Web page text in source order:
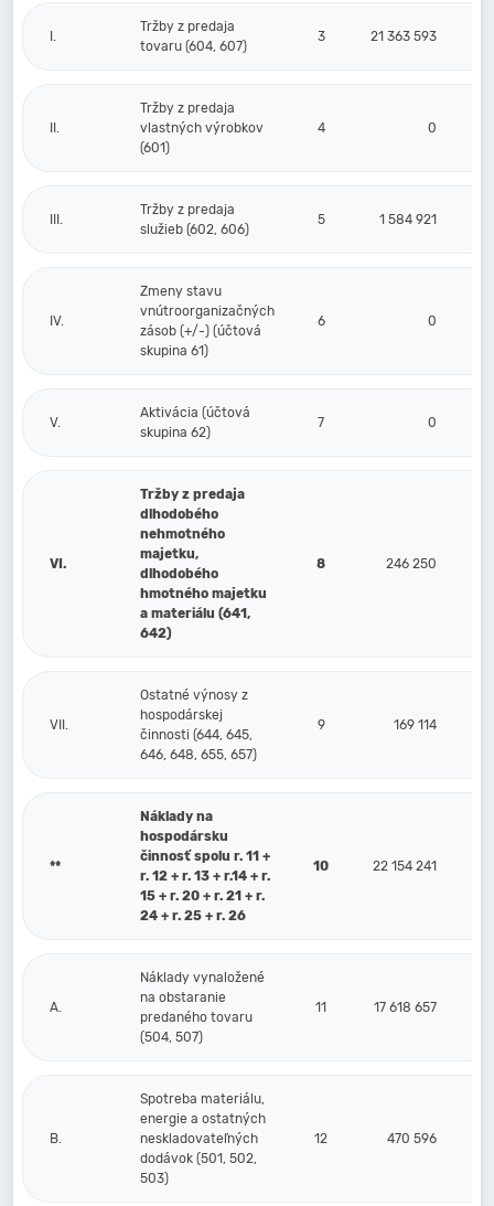
I.
Tržby z predaja
tovaru (604, 607)
3 21 363 593
II.
Tržby z predaja
vlastných výrobkov
(601)
4 0
III.
Tržby z predaja
služieb (602, 606)
5 1 584 921
IV.
Zmeny stavu
vnútroorganizačných
zásob (+/-) (účtová
skupina 61)
6 0
V.
Aktivácia (účtová
skupina 62)
7 0
VI.
Tržby z predaja
dlhodobého
nehmotného
majetku,
dlhodobého
hmotného majetku
a materiálu (641,
642)
8 246 250
VII.
Ostatné výnosy z
hospodárskej
činnosti (644, 645,
646, 648, 655, 657)
9 169 114
**
Náklady na
hospodársku
činnosť spolu r. 11 +
r. 12 + r. 13 + r.14 + r.
15 + r. 20 + r. 21 + r.
24 + r. 25 + r. 26
10 22 154 241
A.
Náklady vynaložené
na obstaranie
predaného tovaru
(504, 507)
11 17 618 657
B.
Spotreba materiálu,
energie a ostatných
neskladovateľných
dodávok (501, 502,
503)
12 470 596